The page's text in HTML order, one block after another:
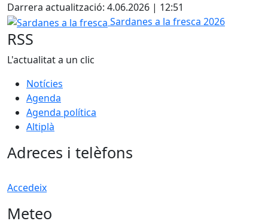
Darrera actualització: 4.06.2026 | 12:51
Sardanes a la fresca
Sardanes a la fresca 2026
RSS
L'actualitat a un clic
Notícies
Agenda
Agenda política
Altiplà
Adreces i telèfons
Accedeix
Meteo